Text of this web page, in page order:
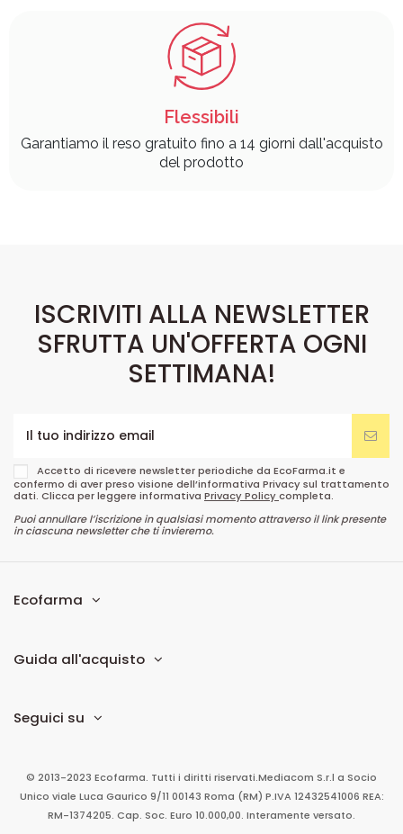
Flessibili
Garantiamo il reso gratuito fino a 14 giorni dall'acquisto
del prodotto
ISCRIVITI ALLA NEWSLETTER
SFRUTTA UN'OFFERTA OGNI
SETTIMANA!
Accetto di ricevere newsletter periodiche da EcoFarma.it e
confermo di aver preso visione dell’informativa Privacy sul trattamento
dati. Clicca per leggere informativa Privacy Policycompleta.
Puoi annullare l’iscrizione in qualsiasi momento attraverso il link presente
in ciascuna newsletter che ti invieremo.
Ecofarma
Guida all'acquisto
Seguici su
© 2013-2023 Ecofarma. Tutti i diritti riservati.Mediacom S.r.l a Socio
Unico viale Luca Gaurico 9/11 00143 Roma (RM) P.IVA 12432541006 REA:
RM-1374205. Cap. Soc. Euro 10.000,00. Interamente versato.